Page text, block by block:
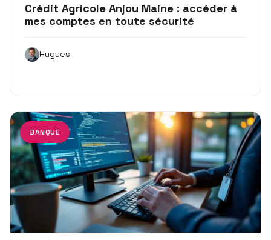
Crédit Agricole Anjou Maine : accéder à
mes comptes en toute sécurité
Hugues
BANQUE